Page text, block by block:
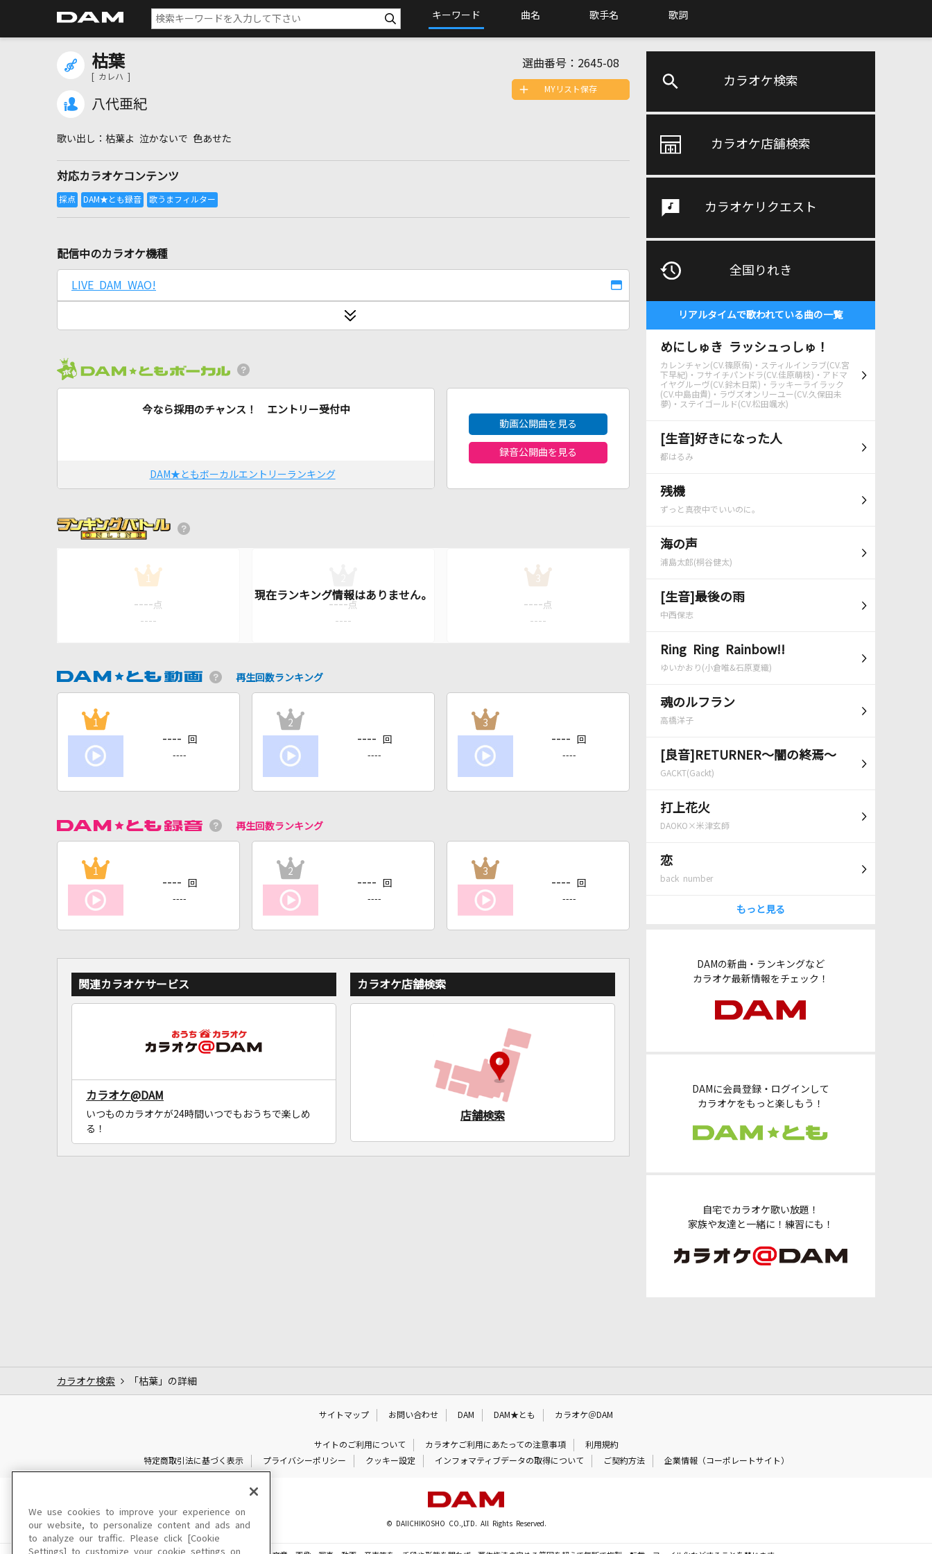
キーワード 曲名 歌手名 歌詞
カラオケ検索
カラオケ店舗検索
カラオケリクエスト
全国りれき
リアルタイムで歌われている曲の一覧
めにしゅき ラッシュっしゅ！
カレンチャン(CV.篠原侑)・スティルインラブ(CV.宮
下早紀)・フサイチパンドラ(CV.佳原萌枝)・アドマ
イヤグルーヴ(CV.鈴木日菜)・ラッキーライラック
(CV.中島由貴)・ラヴズオンリーユー(CV.久保田未
夢)・ステイゴールド(CV.松田颯水)
[生音]好きになった人
都はるみ
残機
ずっと真夜中でいいのに。
海の声
浦島太郎(桐谷健太)
[生音]最後の雨
中西保志
Ring Ring Rainbow!!
ゆいかおり(小倉唯&石原夏織)
魂のルフラン
高橋洋子
[良音]RETURNER～闇の終焉～
GACKT(Gackt)
打上花火
DAOKO×米津玄師
恋
back number
もっと見る
DAMの新曲・ランキングなど
カラオケ最新情報をチェック！
DAMに会員登録・ログインして
カラオケをもっと楽しもう！
自宅でカラオケ歌い放題！
家族や友達と一緒に！練習にも！
枯葉
[ カレハ ]
八代亜紀
選曲番号： 2645-08
枯葉よ 泣かないで 色あせた
対応カラオケコンテンツ
MYリスト保存
配信中のカラオケ機種
LIVE DAM WAO!
今なら採用のチャンス！ エントリー受付中
DAM★ともボーカルエントリーランキング
動画公開曲を見る
録音公開曲を見る
1
---- 点
----
---- 点
----
3
---- 点
----
再生回数ランキング
1
---- 回
----
2
---- 回
----
3
---- 回
----
再生回数ランキング
1
---- 回
----
2
---- 回
----
3
---- 回
----
関連カラオケサービス
カラオケ@DAM
いつものカラオケが24時間いつでもおうちで楽しめ
る！
カラオケ店舗検索
店舗検索
カラオケ検索 「枯葉」の詳細
サイトマップ お問い合わせ DAM DAM★とも カラオケ＠DAM
サイトのご利用について カラオケご利用にあたっての注意事項
利用規約
特定商取引法に基づく表示
プライバシーポリシー クッキー設定 インフォマティブデータの取得について ご契約方法 企業情報（コーポレートサイト）
© DAIICHIKOSHO CO.,LTD. All Rights Reserved.
We use cookies to improve your experience on
our website, to personalize content and ads and
to analyze our traffic. Please click [Cookie
Settings] to customize your cookie settings on